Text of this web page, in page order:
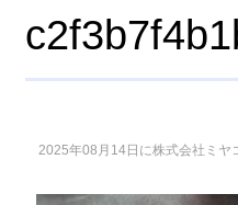
2025年08月14日に株式会社ミヤ